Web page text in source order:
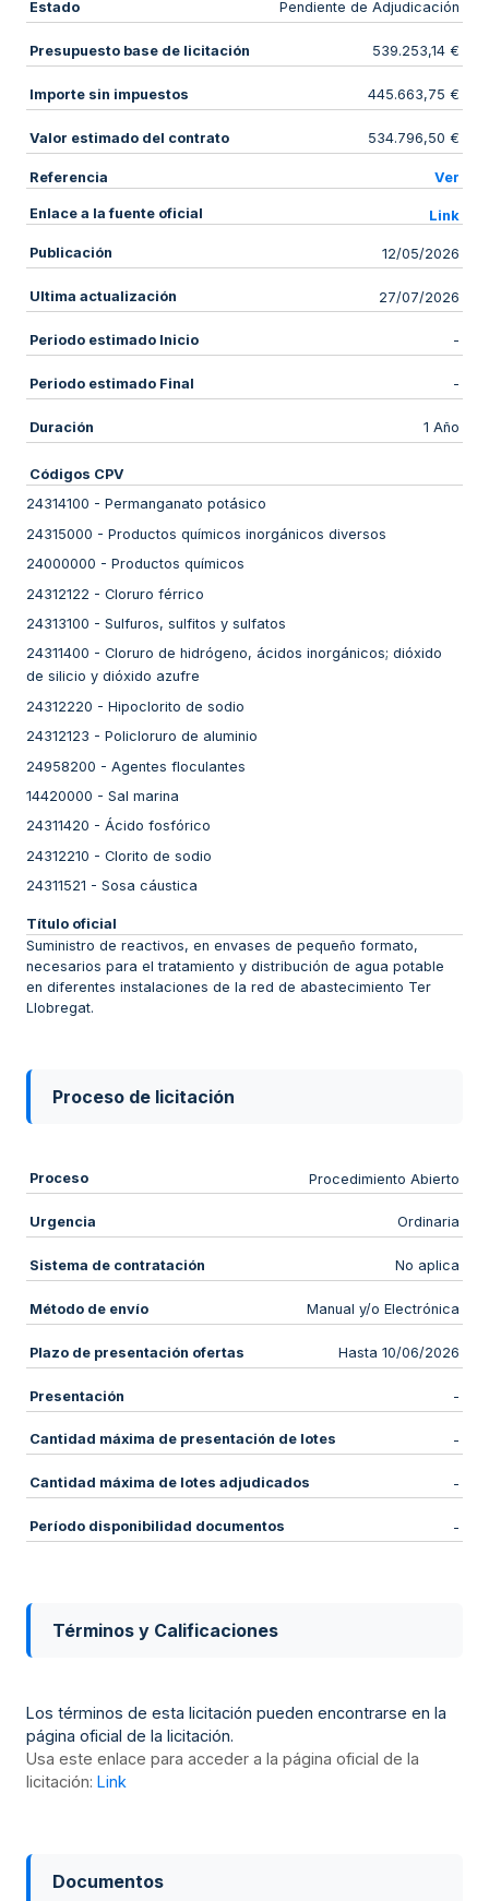
Estado Pendiente de Adjudicación
Presupuesto base de licitación 539.253,14 €
Importe sin impuestos 445.663,75 €
Valor estimado del contrato 534.796,50 €
Referencia Ver
Enlace a la fuente oficial Link
Publicación 12/05/2026
Ultima actualización 27/07/2026
Periodo estimado Inicio -
Periodo estimado Final -
Duración 1 Año
Códigos CPV
24314100 - Permanganato potásico
24315000 - Productos químicos inorgánicos diversos
24000000 - Productos químicos
24312122 - Cloruro férrico
24313100 - Sulfuros, sulfitos y sulfatos
24311400 - Cloruro de hidrógeno, ácidos inorgánicos; dióxido
de silicio y dióxido azufre
24312220 - Hipoclorito de sodio
24312123 - Policloruro de aluminio
24958200 - Agentes floculantes
14420000 - Sal marina
24311420 - Ácido fosfórico
24312210 - Clorito de sodio
24311521 - Sosa cáustica
Título oficial
Suministro de reactivos, en envases de pequeño formato,
necesarios para el tratamiento y distribución de agua potable
en diferentes instalaciones de la red de abastecimiento Ter
Llobregat.
Proceso de licitación
Proceso Procedimiento Abierto
Urgencia Ordinaria
Sistema de contratación No aplica
Método de envío Manual y/o Electrónica
Plazo de presentación ofertas Hasta 10/06/2026
Presentación -
Cantidad máxima de presentación de lotes -
Cantidad máxima de lotes adjudicados -
Período disponibilidad documentos -
Términos y Calificaciones
Los términos de esta licitación pueden encontrarse en la
página oficial de la licitación.
Usa este enlace para acceder a la página oficial de la
licitación: Link
Documentos